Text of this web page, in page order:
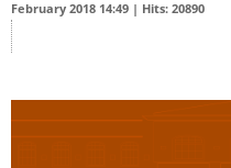
February 2018 14:49 | Hits: 20890